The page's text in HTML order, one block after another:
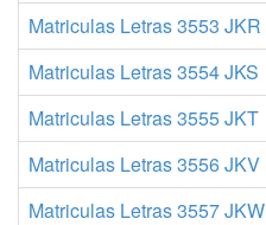
Matriculas Letras 3553 JKR
Matriculas Letras 3554 JKS
Matriculas Letras 3555 JKT
Matriculas Letras 3556 JKV
Matriculas Letras 3557 JKW